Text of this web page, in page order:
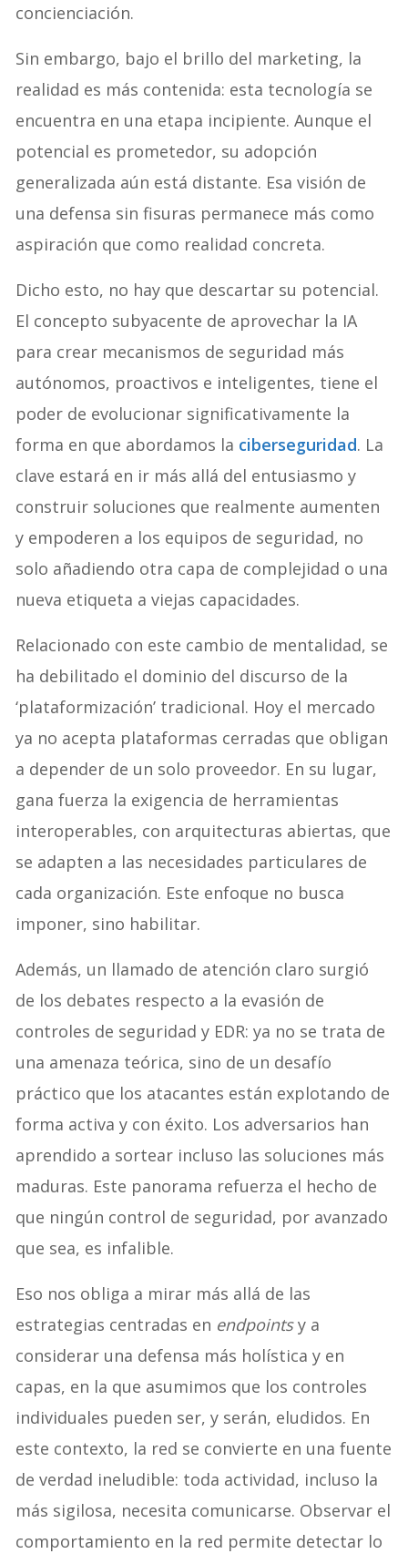
concienciación.
Sin embargo, bajo el brillo del marketing, la
realidad es más contenida: esta tecnología se
encuentra en una etapa incipiente. Aunque el
potencial es prometedor, su adopción
generalizada aún está distante. Esa visión de
una defensa sin fisuras permanece más como
aspiración que como realidad concreta.
Dicho esto, no hay que descartar su potencial.
El concepto subyacente de aprovechar la IA
para crear mecanismos de seguridad más
autónomos, proactivos e inteligentes, tiene el
poder de evolucionar significativamente la
forma en que abordamos la ciberseguridad. La
clave estará en ir más allá del entusiasmo y
construir soluciones que realmente aumenten
y empoderen a los equipos de seguridad, no
solo añadiendo otra capa de complejidad o una
nueva etiqueta a viejas capacidades.
Relacionado con este cambio de mentalidad, se
ha debilitado el dominio del discurso de la
‘plataformización’ tradicional. Hoy el mercado
ya no acepta plataformas cerradas que obligan
a depender de un solo proveedor. En su lugar,
gana fuerza la exigencia de herramientas
interoperables, con arquitecturas abiertas, que
se adapten a las necesidades particulares de
cada organización. Este enfoque no busca
imponer, sino habilitar.
Además, un llamado de atención claro surgió
de los debates respecto a la evasión de
controles de seguridad y EDR: ya no se trata de
una amenaza teórica, sino de un desafío
práctico que los atacantes están explotando de
forma activa y con éxito. Los adversarios han
aprendido a sortear incluso las soluciones más
maduras. Este panorama refuerza el hecho de
que ningún control de seguridad, por avanzado
que sea, es infalible.
Eso nos obliga a mirar más allá de las
estrategias centradas en endpointsy a
considerar una defensa más holística y en
capas, en la que asumimos que los controles
individuales pueden ser, y serán, eludidos. En
este contexto, la red se convierte en una fuente
de verdad ineludible: toda actividad, incluso la
más sigilosa, necesita comunicarse. Observar el
comportamiento en la red permite detectar lo